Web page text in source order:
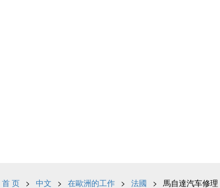
首 页 > 中文 > 在歐洲的工作 > 法國 > 馬自達汽车修理